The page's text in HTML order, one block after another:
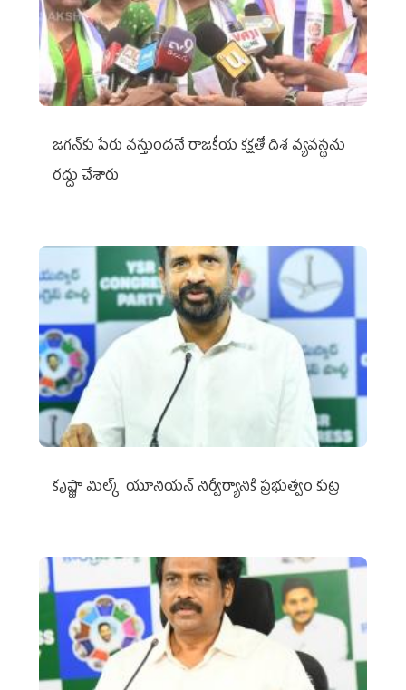
జగన్‌కు పేరు వస్తుందనే రాజకీయ కక్షతో దిశ వ్య‌వ‌స్థ‌ను
రద్దు చేశారు
కృష్ణా మిల్క్‌ యూనియన్‌ నిర్వీర్యానికి ప్రభుత్వం కుట్ర